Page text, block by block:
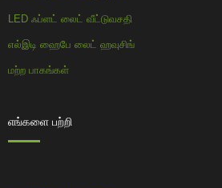
LED ஃப்ளட் லைட் வீட்டுவசதி
எல்இடி ஹைபே லைட் ஹவுசிங்
மற்ற பாகங்கள்
எங்களை பற்றி